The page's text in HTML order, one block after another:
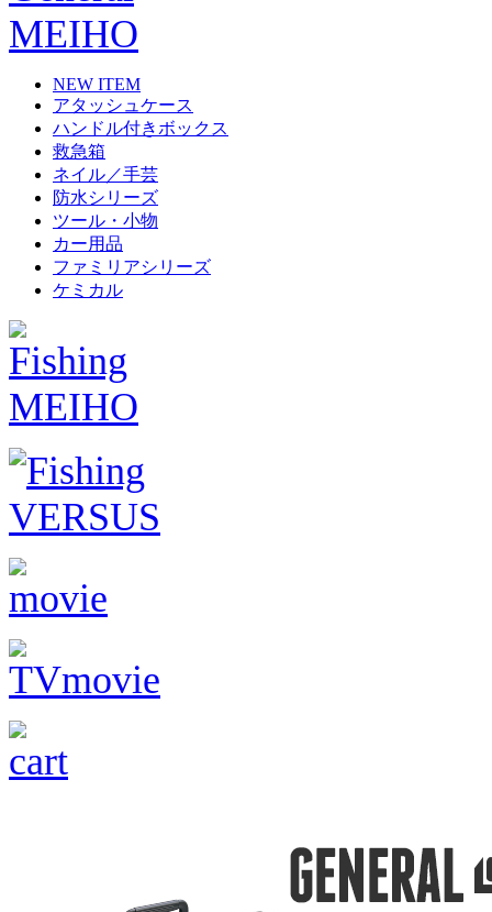
NEW ITEM
アタッシュケース
ハンドル付きボックス
救急箱
ネイル／手芸
防水シリーズ
ツール・小物
カー用品
ファミリアシリーズ
ケミカル